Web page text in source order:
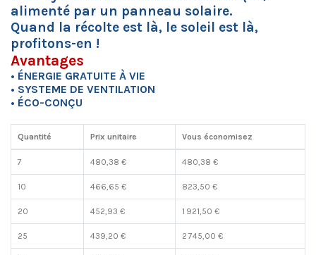
alimenté par un panneau solaire.
Quand la récolte est là, le soleil est là,
profitons-en !
Avantages
• ÉNERGIE GRATUITE À VIE
• SYSTEME DE VENTILATION
• ÉCO-CONÇU
Quantité Prix unitaire Vous économisez
7 480,38 € 480,38 €
10 466,65 € 823,50 €
20 452,93 € 1 921,50 €
25 439,20 € 2 745,00 €